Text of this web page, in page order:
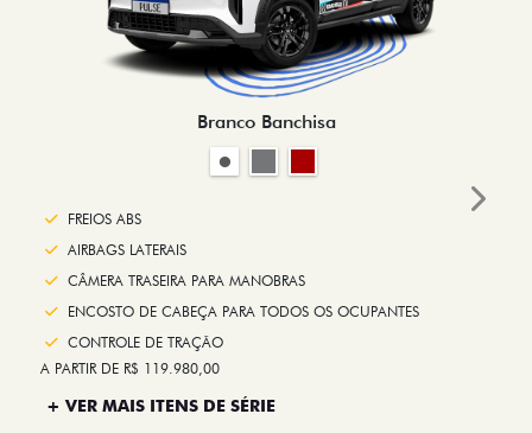
Branco Banchisa
FREIOS ABS
AIRBAGS LATERAIS
CÂMERA TRASEIRA PARA MANOBRAS
ENCOSTO DE CABEÇA PARA TODOS OS OCUPANTES
CONTROLE DE TRAÇÃO
A PARTIR DE R$ 119.980,00
+ VER MAIS ITENS DE SÉRIE
Next